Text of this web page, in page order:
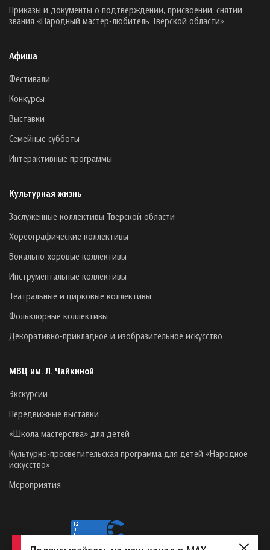
Приказы и документы о подтверждении, присвоении, снятии
звания «Народный мастер-любитель Тверской области»
Афиша
Фестивали
Конкурсы
Выставки
Семейные субботы
Интерактивные программы
Культурная жизнь
Заслуженные коллективы Тверской области
Хореографические коллективы
Вокально-хоровые коллективы
Инструментальные коллективы
Театральные и цирковые коллективы
Фольклорные коллективы
Декоративно-прикладное и изобразительное искусство
МВЦ им. Л. Чайкиной
Экскурсии
Передвижные выставки
«Школа мастерства» для детей
Культурно-просветительская программа для детей «Народное
искусство»
Мероприятия